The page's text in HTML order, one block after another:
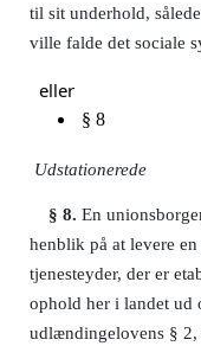
til sit underhold,
ville falde det sociale
eller
§ 8
Udstationerede
§ 8. En
henblik på at levere
tjenesteyder, der er
ophold her i landet ud
udlændingelovens § 2,